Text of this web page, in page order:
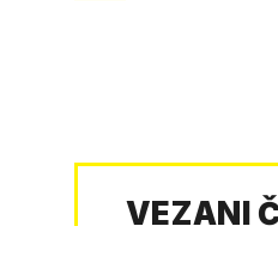
VEZANI